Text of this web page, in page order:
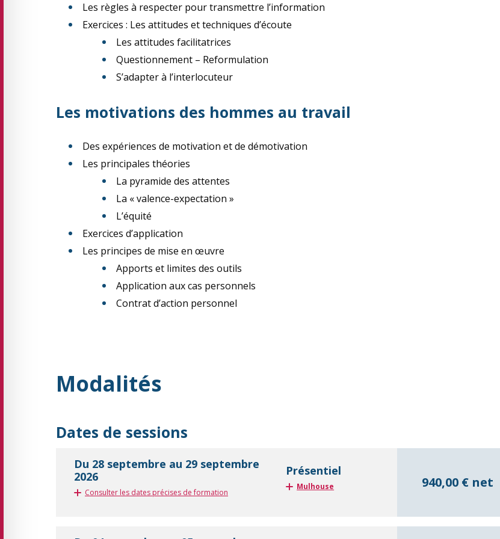
Les règles à respecter pour transmettre l’information
Exercices : Les attitudes et techniques d’écoute
Les attitudes facilitatrices
Questionnement – Reformulation
S’adapter à l’interlocuteur
Les motivations des hommes au travail
Des expériences de motivation et de démotivation
Les principales théories
La pyramide des attentes
La « valence-expectation »
L’équité
Exercices d’application
Les principes de mise en œuvre
Apports et limites des outils
Application aux cas personnels
Contrat d’action personnel
Modalités
Dates de sessions
Du 28 septembre au 29 septembre
2026
Consulter les dates précises de formation
Présentiel
Mulhouse 940,00 € net